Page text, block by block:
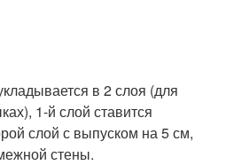
в 2 слоя (для
1-й слой ставится
слой с выпуском на 5 см,
стены.